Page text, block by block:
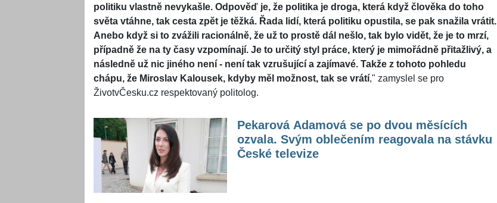
politiku vlastně nevykašle. Odpověď je, že politika je droga, která když člověka do toho
světa vtáhne, tak cesta zpět je těžká. Řada lidí, která politiku opustila, se pak snažila vrátit.
Anebo když si to zvážili racionálně, že už to prostě dál nešlo, tak bylo vidět, že je to mrzí,
případně že na ty časy vzpomínají. Je to určitý styl práce, který je mimořádně přitažlivý, a
následně už nic jiného není - není tak vzrušující a zajímavé. Takže z tohoto pohledu
chápu, že Miroslav Kalousek, kdyby měl možnost, tak se vrátí," zamyslel se pro
ŽivotvČesku.cz respektovaný politolog.
Pekarová Adamová se po dvou měsících
ozvala. Svým oblečením reagovala na stávku
České televize